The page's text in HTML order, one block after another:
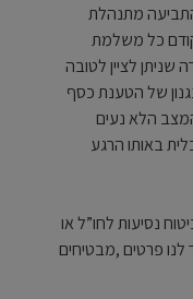
מתנהלת
כל משלמת
לציין לטובה
של הטענת כסף
הלא נעים
באותו הרגע
נסיעות לחו”ל או
פרטים ,מבטיחים